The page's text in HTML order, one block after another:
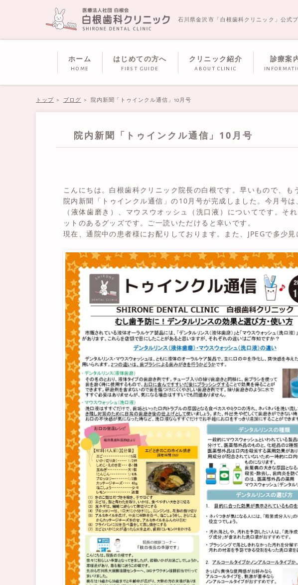
石川県金沢市「白根歯科クリニック」公式
ホーム
home
はじめての方へ
first guide
クリニック紹介
about clinic
診療案
トップ ブログ 院内新聞「トゥインクル通信」10月号
院内新聞「トゥインクル通信」10月号
こんにちは。白根歯科クリニック院長の白根です。早いもので、も
院内新聞「トゥインクル通信」の10月号が完成しました。今月号
（液体歯磨き）、マウスウオッシュ（洗口液）についてです。そ
ットのあるグッズです。ご一読いただけると幸いです。
現在、通院中の患者様にお配りしております。また、JPEGで多少